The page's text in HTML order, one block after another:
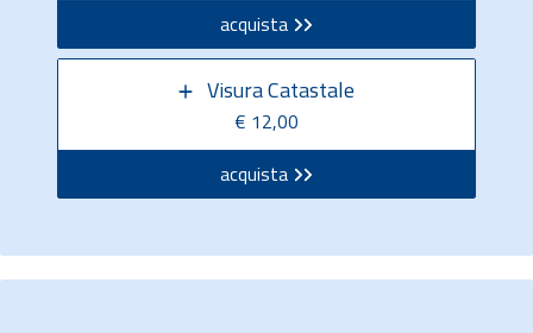
acquista
Visura Catastale
€ 12,00
acquista